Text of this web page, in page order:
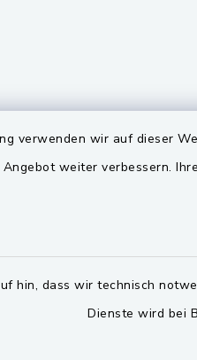
verwenden wir auf dieser
Angebot weiter verbessern.
hin, dass wir technisch
Dienste wird bei